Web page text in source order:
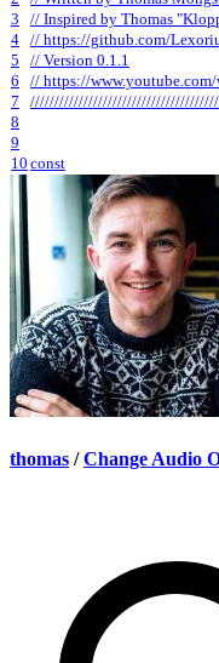
3
// Inspired by Thomas
4
// https://github.com/
5
// Version 0.1.1
6
// https://
7
8
9
10 const
thomas / Change Audio